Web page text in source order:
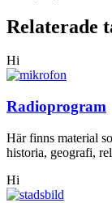
Relaterade
Hi
Radioprogram
Här finns material
historia, geografi,
Hi